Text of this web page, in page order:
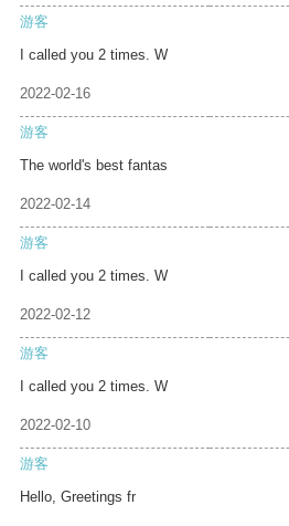
游客
I called you 2 times. W
2022-02-16
游客
The world's best fantas
2022-02-14
游客
I called you 2 times. W
2022-02-12
游客
I called you 2 times. W
2022-02-10
游客
Hello, Greetings fr